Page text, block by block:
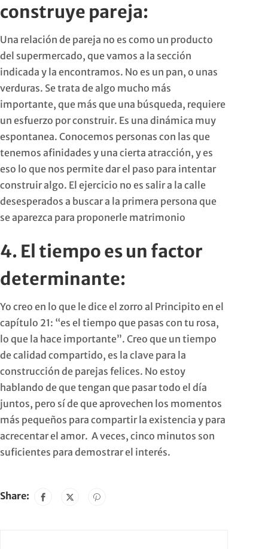
construye pareja:
Una relación de pareja no es como un producto
del supermercado, que vamos a la sección
indicada y la encontramos. No es un pan, o unas
verduras. Se trata de algo mucho más
importante, que más que una búsqueda, requiere
un esfuerzo por construir. Es una dinámica muy
espontanea. Conocemos personas con las que
tenemos afinidades y una cierta atracción, y es
eso lo que nos permite dar el paso para intentar
construir algo. El ejercicio no es salir a la calle
desesperados a buscar a la primera persona que
se aparezca para proponerle matrimonio
4. El tiempo es un factor
determinante:
Yo creo en lo que le dice el zorro al Principito en el
capítulo 21: “es el tiempo que pasas con tu rosa,
lo que la hace importante”. Creo que un tiempo
de calidad compartido, es la clave para la
construcción de parejas felices. No estoy
hablando de que tengan que pasar todo el día
juntos, pero sí de que aprovechen los momentos
más pequeños para compartir la existencia y para
acrecentar el amor. A veces, cinco minutos son
suficientes para demostrar el interés.
Share: